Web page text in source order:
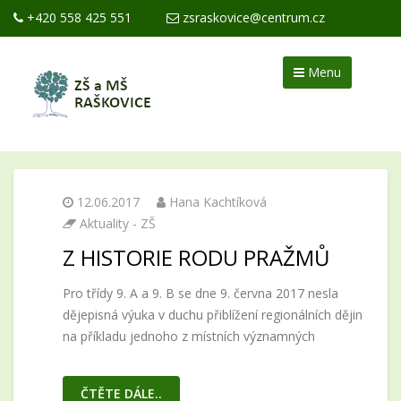
+420 558 425 551 zsraskovice@centrum.cz
Menu
12.06.2017
Hana Kachtíková
Aktuality - ZŠ
Z HISTORIE RODU PRAŽMŮ
Pro třídy 9. A a 9. B se dne 9. června 2017 nesla
dějepisná výuka v duchu přiblížení regionálních dějin
na příkladu jednoho z místních významných
ČTĚTE DÁLE..